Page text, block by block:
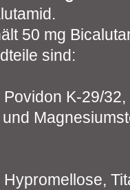
50 mg
sind:
K-29/